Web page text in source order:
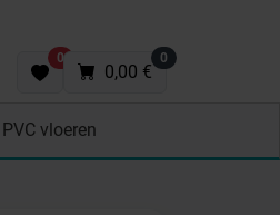
0 0
0,00 €
PVC vloeren